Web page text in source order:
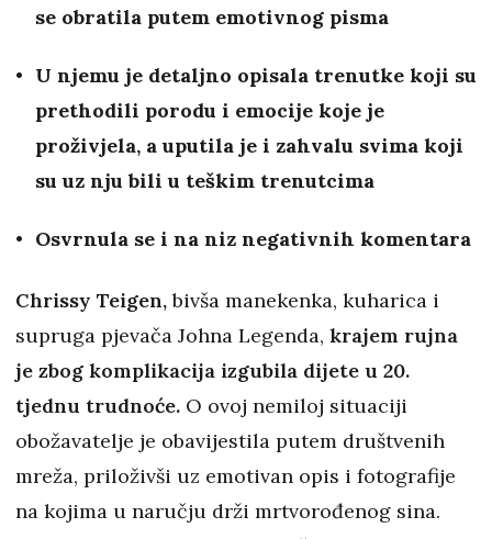
se obratila putem emotivnog pisma
U njemu je detaljno opisala trenutke koji su
prethodili porodu i emocije koje je
proživjela, a uputila je i zahvalu svima koji
su uz nju bili u teškim trenutcima
Osvrnula se i na niz negativnih komentara
Chrissy Teigen,bivša manekenka, kuharica i
supruga pjevača Johna Legenda, krajem rujna
je zbog komplikacija izgubila dijete u 20.
tjednu trudnoće. O ovoj nemiloj situaciji
obožavatelje je obavijestila putem društvenih
mreža, priloživši uz emotivan opis i fotografije
na kojima u naručju drži mrtvorođenog sina.